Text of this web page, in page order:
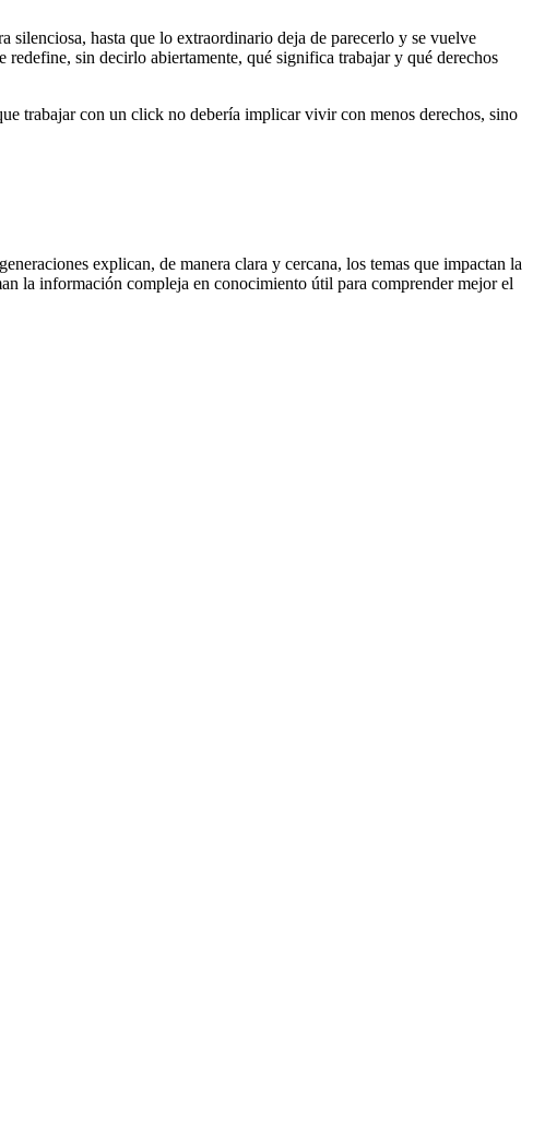
silenciosa, hasta que lo extraordinario deja de parecerlo y se vuelve
sin decirlo abiertamente, qué significa trabajar y qué derechos
trabajar con un click no debería implicar vivir con menos derechos, sino
explican, de manera clara y cercana, los temas que impactan la
la información compleja en conocimiento útil para comprender mejor el